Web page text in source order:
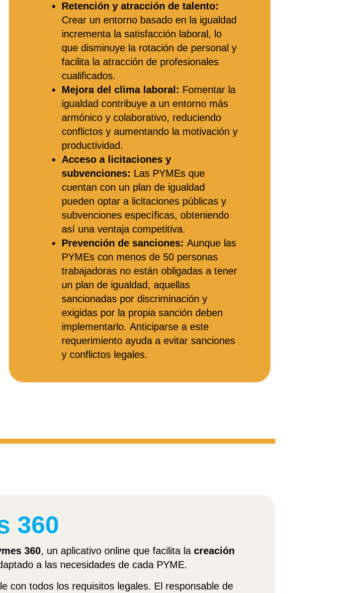
Retención y atracción de talento:
Crear un entorno basado en la igualdad
incrementa la satisfacción laboral, lo
que disminuye la rotación de personal y
facilita la atracción de profesionales
cualificados.
Mejora del clima laboral: Fomentar la
igualdad contribuye a un entorno más
armónico y colaborativo, reduciendo
conflictos y aumentando la motivación y
productividad.
Acceso a licitaciones y
subvenciones: Las PYMEs que
cuentan con un plan de igualdad
pueden optar a licitaciones públicas y
subvenciones específicas, obteniendo
así una ventaja competitiva.
Prevención de sanciones: Aunque las
PYMEs con menos de 50 personas
trabajadoras no están obligadas a tener
un plan de igualdad, aquellas
sancionadas por discriminación y
exigidas por la propia sanción deben
implementarlo. Anticiparse a este
requerimiento ayuda a evitar sanciones
y conflictos legales.
360
360, un aplicativo online que facilita la creación
a las necesidades de cada PYME.
con todos los requisitos legales. El responsable de